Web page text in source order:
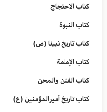
كتاب الاحتجاج
كتاب النبوة
كتاب تاريخ نبينا (ص)
كتاب الإمامة
كتاب الفتن والمحن
كتاب تاريخ أميرالمؤمنين (ع)